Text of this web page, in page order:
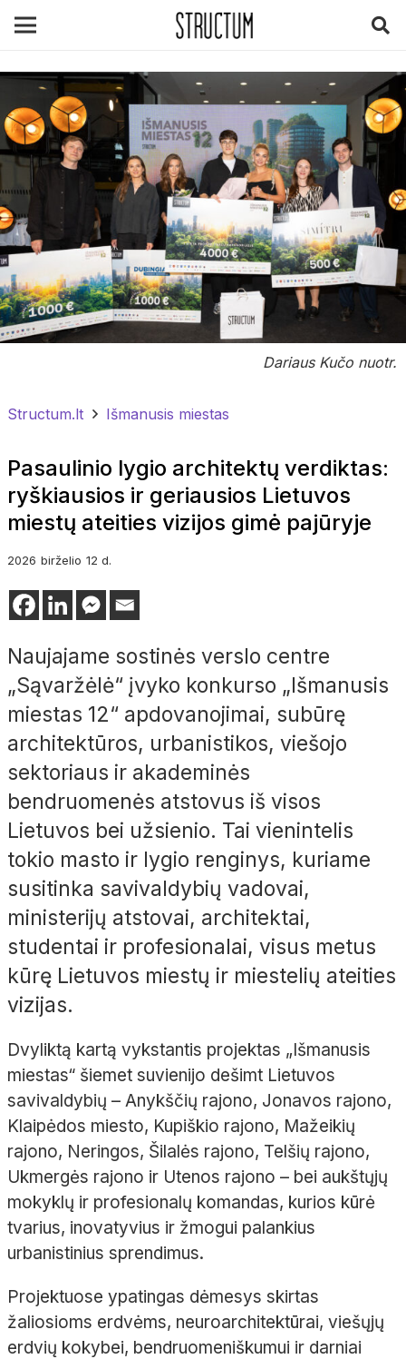
Dariaus Kučo nuotr.
Structum.lt Išmanusis miestas
Pasaulinio lygio architektų verdiktas:
ryškiausios ir geriausios Lietuvos
miestų ateities vizijos gimė pajūryje
2026 birželio 12 d.
Naujajame sostinės verslo centre
„Sąvaržėlė“ įvyko konkurso „Išmanusis
miestas 12“ apdovanojimai, subūrę
architektūros, urbanistikos, viešojo
sektoriaus ir akademinės
bendruomenės atstovus iš visos
Lietuvos bei užsienio. Tai vienintelis
tokio masto ir lygio renginys, kuriame
susitinka savivaldybių vadovai,
ministerijų atstovai, architektai,
studentai ir profesionalai, visus metus
kūrę Lietuvos miestų ir miestelių ateities
vizijas.
Dvyliktą kartą vykstantis projektas „Išmanusis
miestas“ šiemet suvienijo dešimt Lietuvos
savivaldybių – Anykščių rajono, Jonavos rajono,
Klaipėdos miesto, Kupiškio rajono, Mažeikių
rajono, Neringos, Šilalės rajono, Telšių rajono,
Ukmergės rajono ir Utenos rajono – bei aukštųjų
mokyklų ir profesionalų komandas, kurios kūrė
tvarius, inovatyvius ir žmogui palankius
urbanistinius sprendimus.
Projektuose ypatingas dėmesys skirtas
žaliosioms erdvėms, neuroarchitektūrai, viešųjų
erdvių kokybei, bendruomeniškumui ir darniai